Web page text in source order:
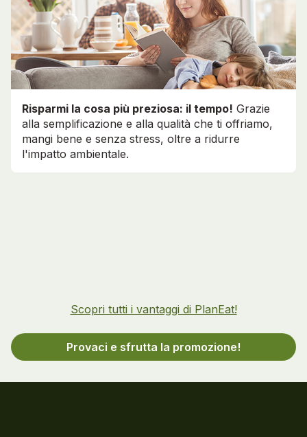
Risparmi la cosa più preziosa: il tempo! Grazie
alla semplificazione e alla qualità che ti offriamo,
mangi bene e senza stress, oltre a ridurre
l'impatto ambientale.
Scopri tutti i vantaggi di PlanEat!
Provaci e sfrutta la promozione!